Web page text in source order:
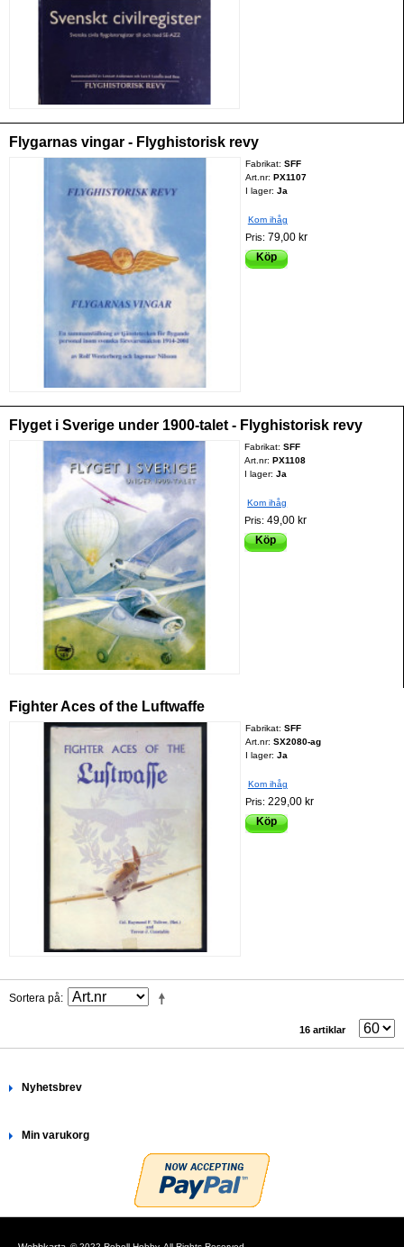
Flygarnas vingar - Flyghistorisk revy
Fabrikat: SFF
Art.nr: PX1107
I lager: Ja
Kom ihåg
Pris: 79,00 kr
Köp
Flyget i Sverige under 1900-talet - Flyghistorisk revy
Fabrikat:SFF
Art.nr:PX1108
I lager: Ja
Kom ihåg
Pris:49,00 kr
Köp
Fighter Aces of the Luftwaffe
Fabrikat: SFF
Art.nr: SX2080-ag
I lager: Ja
Kom ihåg
Pris: 229,00 kr
Köp
Sortera på
16 artiklar
Nyhetsbrev
Min varukorg